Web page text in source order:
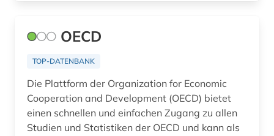
OECD
TOP-DATENBANK
Die Plattform der Organization for Economic
Cooperation and Development (OECD) bietet
einen schnellen und einfachen Zugang zu allen
Studien und Statistiken der OECD und kann als